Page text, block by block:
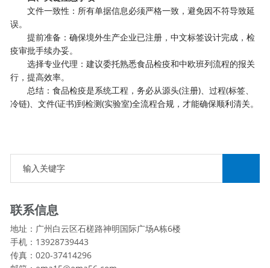
‌文件一致性‌：所有单据信息必须严格一致，避免因不符导致延
误。
‌提前准备‌：确保境外生产企业已注册，中文标签设计完成，检
疫审批手续办妥。
‌选择专业代理‌：建议委托熟悉食品检疫和中欧班列流程的报关
行，提高效率。
‌总结‌：食品检疫是系统工程，务必从源头(注册)、过程(标签、
冷链)、文件(证书)到检测(实验室)全流程合规，才能确保顺利清关。
联系信息
地址：广州白云区石槎路神明国际广场A栋6楼
手机：13928739443
传真：020-37414296